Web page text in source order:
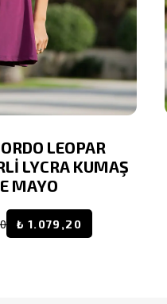
LEOPAR
LYCRA KUMAŞ
MAYO
₺ 1.079,20